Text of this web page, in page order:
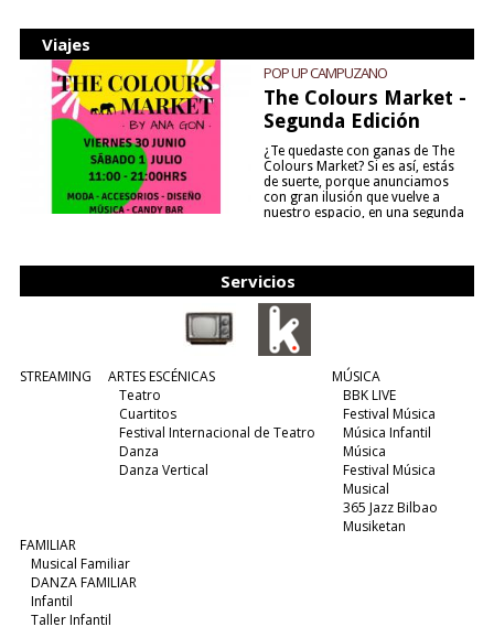
Viajes
POP UP CAMPUZANO
The Colours Market -
Segunda Edición
¿Te quedaste con ganas de The
Colours Market? Si es así, estás
de suerte, porque anunciamos
con gran ilusión que vuelve a
nuestro espacio, en una segunda
Servicios
STREAMING
ARTES ESCÉNICAS
Teatro
Cuartitos
Festival Internacional de Teatro
Danza
Danza Vertical
MÚSICA
BBK LIVE
Festival Música
Música Infantil
Música
Festival Música
Musical
365 Jazz Bilbao
Musiketan
FAMILIAR
Musical Familiar
DANZA FAMILIAR
Infantil
Taller Infantil